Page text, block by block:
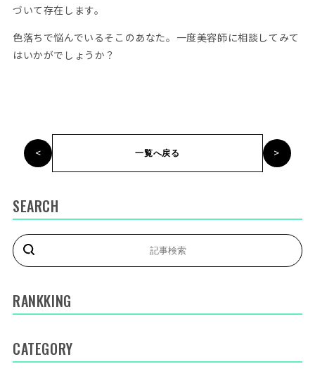
SEARCH
RANKKING
CATEGORY
づいて存在します。
色落ちで悩んでいるそこのあなた。一度美容師に相談してみて
はいかがでしょうか？
< 一覧へ戻る >